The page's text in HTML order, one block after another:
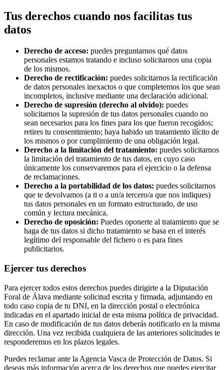
Tus derechos cuando nos facilitas tus
datos
Derecho de acceso: puedes preguntarnos qué datos
personales estamos tratando e incluso solicitarnos una copia
de los mismos.
Derecho de rectificación: puedes solicitarnos la rectificación
de datos personales inexactos o que completemos los que sean
incompletos, inclusive mediante una declaración adicional.
Derecho de supresión (derecho al olvido): puedes
solicitarnos la supresión de tus datos personales cuando no
sean necesarios para los fines para los que fueron recogidos;
retires tu consentimiento; haya habido un tratamiento ilícito de
los mismos o por cumplimiento de una obligación legal.
Derecho a la limitación del tratamiento: puedes solicitarnos
la limitación del tratamiento de tus datos, en cuyo caso
únicamente los conservaremos para el ejercicio o la defensa
de reclamaciones.
Derecho a la portabilidad de los datos: puedes solicitarnos
que te devolvamos (a ti o a un/a tercero/a que nos indiques)
tus datos personales en un formato estructurado, de uso
común y lectura mecánica.
Derecho de oposición: Puedes oponerte al tratamiento que se
haga de tus datos si dicho tratamiento se basa en el interés
legítimo del responsable del fichero o es para fines
publicitarios.
Ejercer tus derechos
Para ejercer todos estos derechos puedes dirigirte a la Diputación
Foral de Álava mediante solicitud escrita y firmada, adjuntando en
todo caso copia de tu DNI, en la dirección postal o electrónica
indicadas en el apartado inicial de esta misma política de privacidad.
En caso de modificación de tus datos deberás notificarlo en la misma
dirección. Una vez recibida cualquiera de las anteriores solicitudes te
responderemos en los plazos legales.
Puedes reclamar ante la Agencia Vasca de Protección de Datos. Si
deseas más información acerca de los derechos que puedes ejercitar